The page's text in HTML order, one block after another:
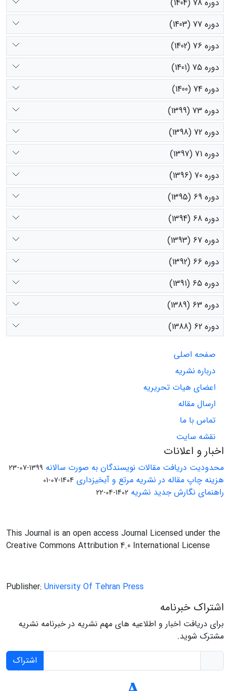
دوره 78 (1404)
دوره 77 (1403)
دوره 76 (1402)
دوره 75 (1401)
دوره 74 (1400)
دوره 73 (1399)
دوره 72 (1398)
دوره 71 (1397)
دوره 70 (1396)
دوره 69 (1395)
دوره 68 (1394)
دوره 67 (1393)
دوره 66 (1392)
دوره 65 (1391)
دوره 63 (1389)
دوره 62 (1388)
صفحه اصلی
درباره نشریه
اعضای هیات تحریریه
ارسال مقاله
تماس با ما
نقشه سایت
اخبار و اعلانات
محدودیت دریافت مقالات نویسندگان به صورت سالانه 1399-07-23
هزینه چاپ مقاله در نشریه مرتع و آبخیزداری 1404-07-01
راهنمای نگارش جدید نشریه 1402-04-22
This Journal is an open access Journal Licensed under the
Creative Commons Attribution 4.0 International License
Publisher: University Of Tehran Press
اشتراک خبرنامه
برای دریافت اخبار و اطلاعیه های مهم نشریه در خبرنامه نشریه
مشترک شوید.
اشتراک